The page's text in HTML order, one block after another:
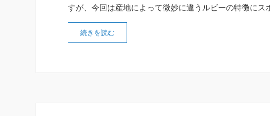
すが、今回は産地によって微妙に違うルビーの特徴にス
続きを読む